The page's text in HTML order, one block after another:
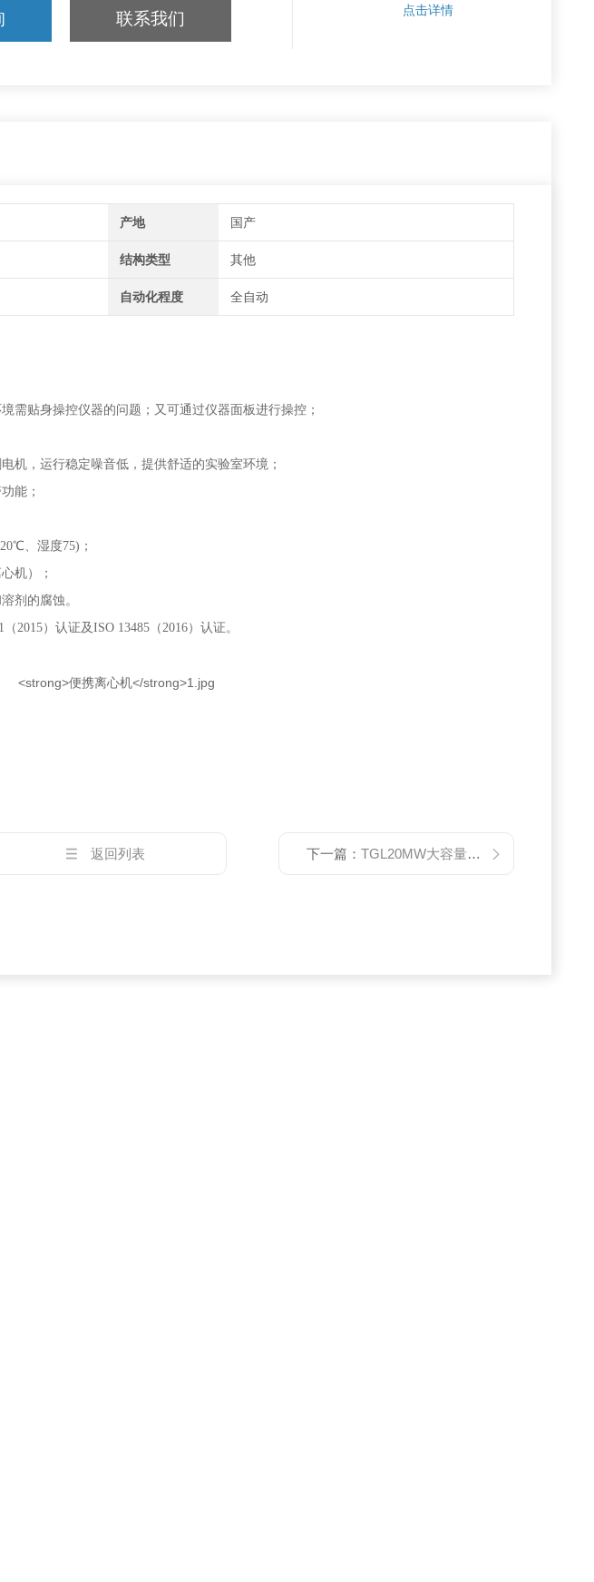
联系我们 点击详情
产地 国产
结构类型 其他
自动化程度 全自动
需贴身操控仪器的问题；又可通过仪器面板进行操控；
机，运行稳定噪音低，提供舒适的实验室环境；
能；
20℃、湿度75) ；
机）；
剂的腐蚀。
（2015）认证及ISO 13485 （2016）认证。
返回列表 下一篇：TGL20MW大容量高速冷冻离心机-医用离心机